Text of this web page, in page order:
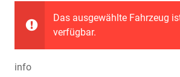
Das ausgewählte Fahrzeug
verfügbar.
info